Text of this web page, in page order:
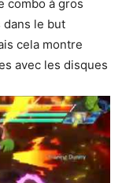
combo à gros
dans le but
cela montre
avec les disques